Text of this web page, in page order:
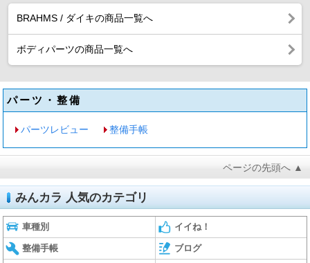
BRAHMS / ダイキの商品一覧へ
ボディパーツの商品一覧へ
パーツ・整備
パーツレビュー 整備手帳
ページの先頭へ ▲
みんカラ 人気のカテゴリ
車種別 イイね！
整備手帳 ブログ